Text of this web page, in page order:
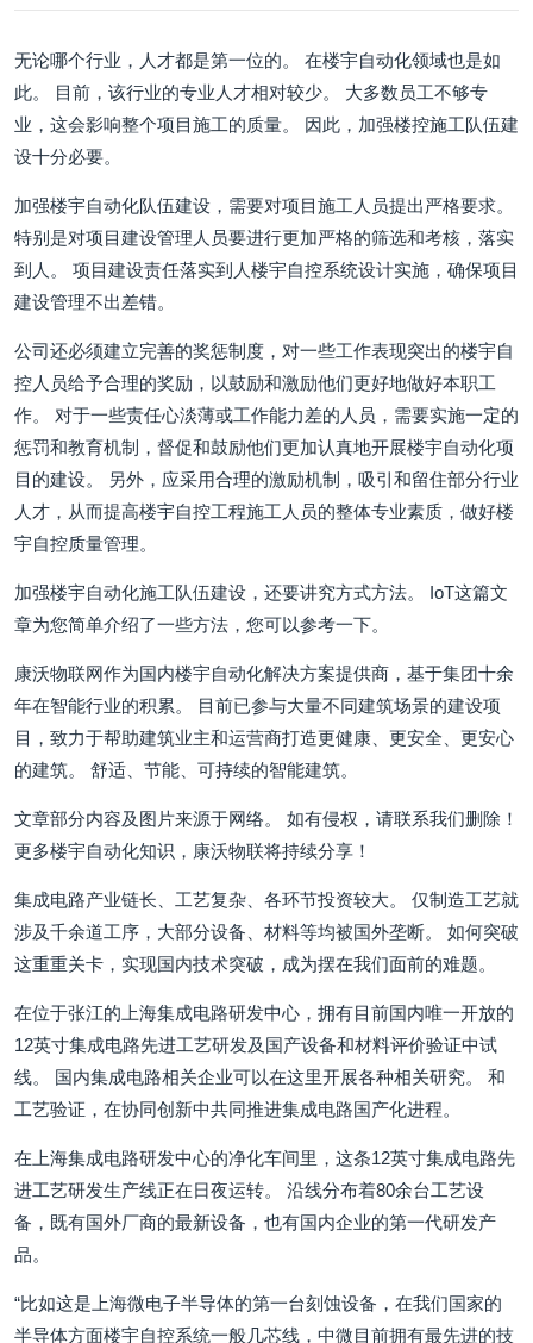
无论哪个行业，人才都是第一位的。 在楼宇自动化领域也是如
此。 目前，该行业的专业人才相对较少。 大多数员工不够专
业，这会影响整个项目施工的质量。 因此，加强楼控施工队伍建
设十分必要。
加强楼宇自动化队伍建设，需要对项目施工人员提出严格要求。
特别是对项目建设管理人员要进行更加严格的筛选和考核，落实
到人。 项目建设责任落实到人楼宇自控系统设计实施，确保项目
建设管理不出差错。
公司还必须建立完善的奖惩制度，对一些工作表现突出的楼宇自
控人员给予合理的奖励，以鼓励和激励他们更好地做好本职工
作。 对于一些责任心淡薄或工作能力差的人员，需要实施一定的
惩罚和教育机制，督促和鼓励他们更加认真地开展楼宇自动化项
目的建设。 另外，应采用合理的激励机制，吸引和留住部分行业
人才，从而提高楼宇自控工程施工人员的整体专业素质，做好楼
宇自控质量管理。
加强楼宇自动化施工队伍建设，还要讲究方式方法。 IoT这篇文
章为您简单介绍了一些方法，您可以参考一下。
康沃物联网作为国内楼宇自动化解决方案提供商，基于集团十余
年在智能行业的积累。 目前已参与大量不同建筑场景的建设项
目，致力于帮助建筑业主和运营商打造更健康、更安全、更安心
的建筑。 舒适、节能、可持续的智能建筑。
文章部分内容及图片来源于网络。 如有侵权，请联系我们删除！
更多楼宇自动化知识，康沃物联将持续分享！
集成电路产业链长、工艺复杂、各环节投资较大。 仅制造工艺就
涉及千余道工序，大部分设备、材料等均被国外垄断。 如何突破
这重重关卡，实现国内技术突破，成为摆在我们面前的难题。
在位于张江的上海集成电路研发中心，拥有目前国内唯一开放的
12英寸集成电路先进工艺研发及国产设备和材料评价验证中试
线。 国内集成电路相关企业可以在这里开展各种相关研究。 和
工艺验证，在协同创新中共同推进集成电路国产化进程。
在上海集成电路研发中心的净化车间里，这条12英寸集成电路先
进工艺研发生产线正在日夜运转。 沿线分布着80余台工艺设
备，既有国外厂商的最新设备，也有国内企业的第一代研发产
品。
“比如这是上海微电子半导体的第一台刻蚀设备，在我们国家的
半导体方面楼宇自控系统一般几芯线，中微目前拥有最先进的技